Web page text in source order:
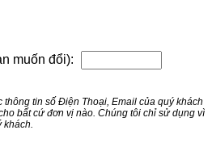
muốn đổi):
thông tin số Điện Thoại, Email của quý khách
bất cứ đơn vị nào. Chúng tôi chỉ sử dụng vì